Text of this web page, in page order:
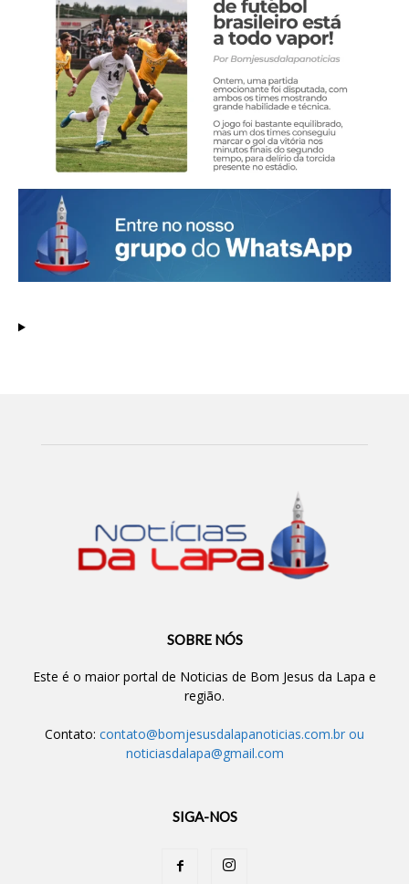
SOBRE NÓS
Este é o maior portal de Noticias de Bom Jesus da Lapa e
região.
Contato: contato@bomjesusdalapanoticias.com.br ou
noticiasdalapa@gmail.com
SIGA-NOS